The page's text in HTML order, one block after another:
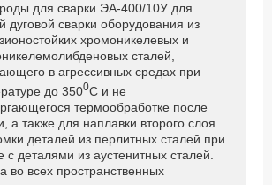
для сварки ЭА-400/10У для
дуговой сварки оборудования из
хромоникелевых и
сталей,
в агрессивных средах при
до 3500С и не
термообработке после
а также для наплавки второго слоя
деталей из перлитных сталей при
с деталями из аустенитных сталей.
во всех пространственных